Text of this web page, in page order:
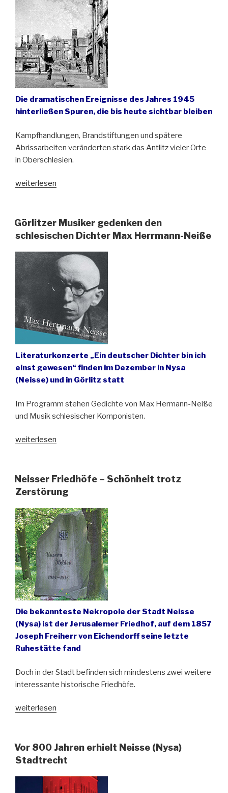
Oberschlesien“
Die dramatischen Ereignisse des Jahres 1945
hinterließen Spuren, die bis heute sichtbar bleiben
Kampfhandlungen, Brandstiftungen und spätere
Abrissarbeiten veränderten stark das Antlitz vieler Orte
in Oberschlesien.
„Ungeheilte
in
oberschlesischen
weiterlesen
Görlitzer Musiker gedenken den
schlesischen Dichter Max Herrmann-Neiße
Literaturkonzerte „Ein deutscher Dichter bin ich
einst gewesen“ finden im Dezember in Nysa
(Neisse) und in Görlitz statt
Im Programm stehen Gedichte von Max Hermann-Neiße
und Musik schlesischer Komponisten.
„Görlitzer
den
schlesischen
Max
Herrmann-
Neiße“
weiterlesen
Neisser Friedhöfe – Schönheit trotz
Zerstörung
Die bekannteste Nekropole der Stadt Neisse
(Nysa) ist der Jerusalemer Friedhof, auf dem 1857
Joseph Freiherr von Eichendorff seine letzte
Ruhestätte fand
Doch in der Stadt befinden sich mindestens zwei weitere
interessante historische Friedhöfe.
„Neisser
Schönheit
trotz
weiterlesen
Vor 800 Jahren erhielt Neisse (Nysa)
Stadtrecht